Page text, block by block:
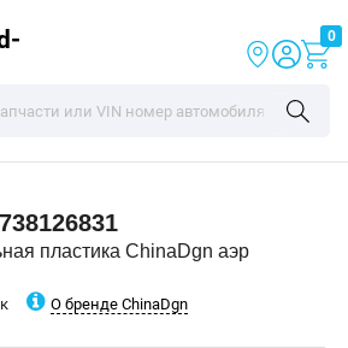
0
пластика ChinaDgn аэр
О бренде ChinaDgn